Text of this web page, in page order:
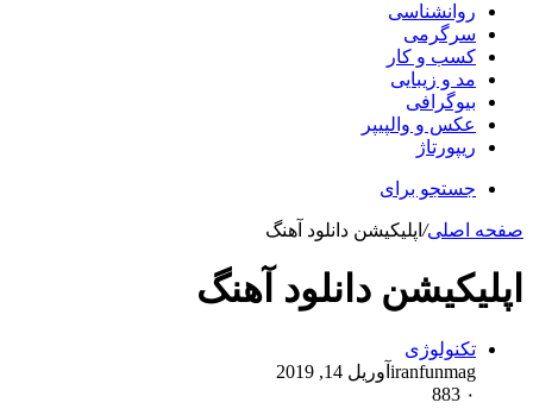
روانشناسی
سرگرمی
کسب و کار
مد و زیبایی
بیوگرافی
عکس و والپیپر
ریپورتاژ
جستجو برای
صفحه اصلی/ اپلیکیشن دانلود آهنگ
اپلیکیشن دانلود آهنگ
تکنولوژی
iranfunmag آوریل 14, 2019
۰